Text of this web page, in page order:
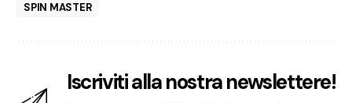
SPIN MASTER
Iscriviti alla nostra newslettere!